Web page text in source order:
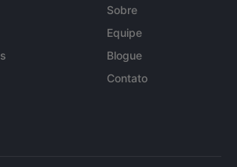
Sobre
Equipe
Blogue
Contato